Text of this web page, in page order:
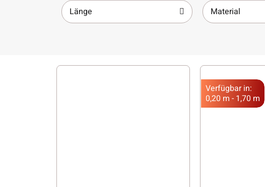
Länge Material
Verfügbar in:
0,20 m - 1,70 m